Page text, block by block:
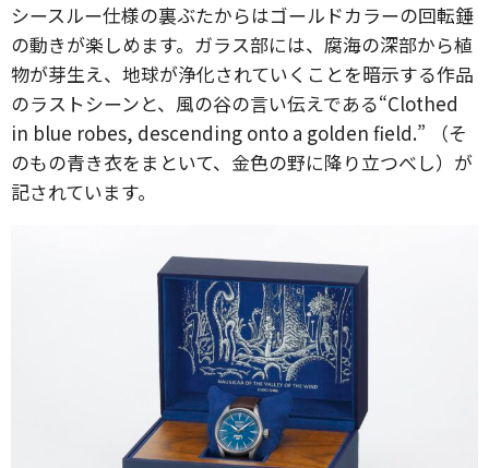
シースルー仕様の裏ぶたからはゴールドカラーの回転錘
の動きが楽しめます。ガラス部には、腐海の深部から植
物が芽生え、地球が浄化されていくことを暗示する作品
のラストシーンと、風の谷の言い伝えである“Clothed
in blue robes, descending onto a golden field.” （そ
のもの青き衣をまといて、金色の野に降り立つべし）が
記されています。